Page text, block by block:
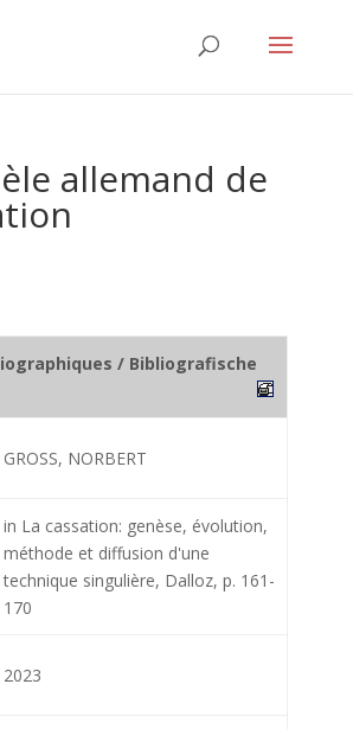
allemand de
/ Bibliografische
GROSS, NORBERT
in La cassation: genèse, évolution,
méthode et diffusion d'une
technique singulière, Dalloz, p. 161-
170
2023